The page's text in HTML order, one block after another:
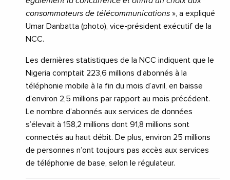
consommateurs de télécommunications », a expliqué
Umar Danbatta (photo), vice-président exécutif de la
NCC.
Les dernières statistiques de la NCC indiquent que le
Nigeria comptait 223,6 millions d’abonnés à la
téléphonie mobile à la fin du mois d’avril, en baisse
d’environ 2,5 millions par rapport au mois précédent.
Le nombre d’abonnés aux services de données
s’élevait à 158,2 millions dont 91,8 millions sont
connectés au haut débit. De plus, environ 25 millions
de personnes n’ont toujours pas accès aux services
de téléphonie de base, selon le régulateur.